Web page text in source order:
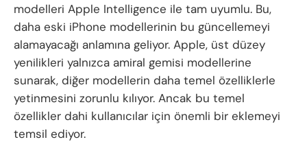
modelleri Apple Intelligence ile tam uyumlu. Bu,
daha eski iPhone modellerinin bu güncellemeyi
alamayacağı anlamına geliyor. Apple, üst düzey
yenilikleri yalnızca amiral gemisi modellerine
sunarak, diğer modellerin daha temel özelliklerle
yetinmesini zorunlu kılıyor. Ancak bu temel
özellikler dahi kullanıcılar için önemli bir eklemeyi
temsil ediyor.